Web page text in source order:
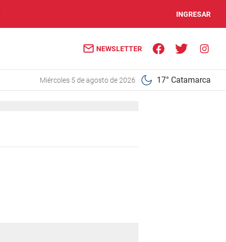
INGRESAR
NEWSLETTER
miércoles 5 de agosto de 2026 17° Catamarca